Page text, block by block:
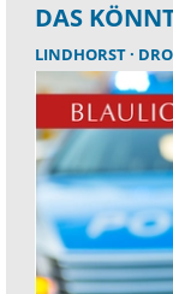
DAS
LINDHORST